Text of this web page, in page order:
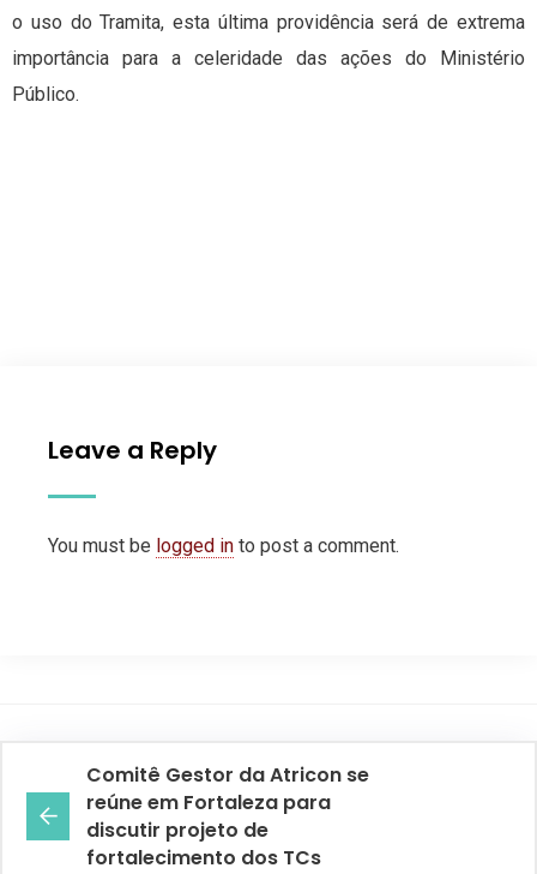
o uso do Tramita, esta última providência será de extrema
importância para a celeridade das ações do Ministério
Público.
Leave a Reply
You must be logged in to post a comment.
Comitê Gestor da Atricon se
reúne em Fortaleza para
discutir projeto de
fortalecimento dos TCs